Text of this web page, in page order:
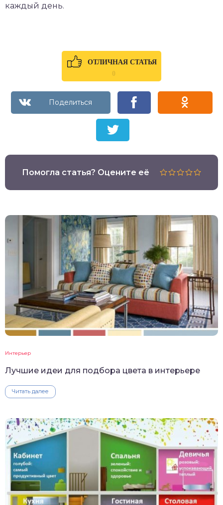
каждый день.
ОТЛИЧНАЯ СТАТЬЯ
0
Помогла статья? Оцените её
Интерьер
Лучшие идеи для подбора цвета в интерьере
Читать далее